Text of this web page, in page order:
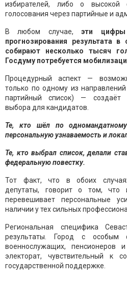
избирателей, либо о высокой
голосования через партийные и
В любом случае,эти
прогнозирования результата в
собирают несколько тысяч
Госдуму потребуется
Процедурный аспект —
только по одному из
партийный список) — создаёт
выбора для кандидатов.
Те, кто шёл по
персональную узнаваемость и
Те, кто выбрал список, делали
федеральную повестку.
Тот факт, что в обоих
депутаты, говорит о том, что
перевешивает персональные
наличии у тех сильных
Региональная специфика
результаты. Город с особым
военнослужащих, пенсионеров
электорат, чувствительный к
государственной поддержке.